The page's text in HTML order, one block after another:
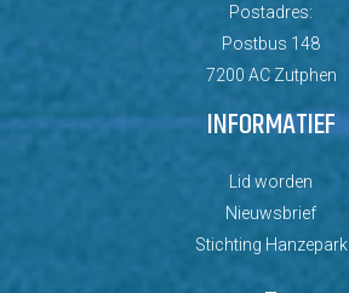
Postadres:
Postbus 148
7200 AC Zutphen
INFORMATIEF
Lid worden
Nieuwsbrief
Stichting Hanzepark